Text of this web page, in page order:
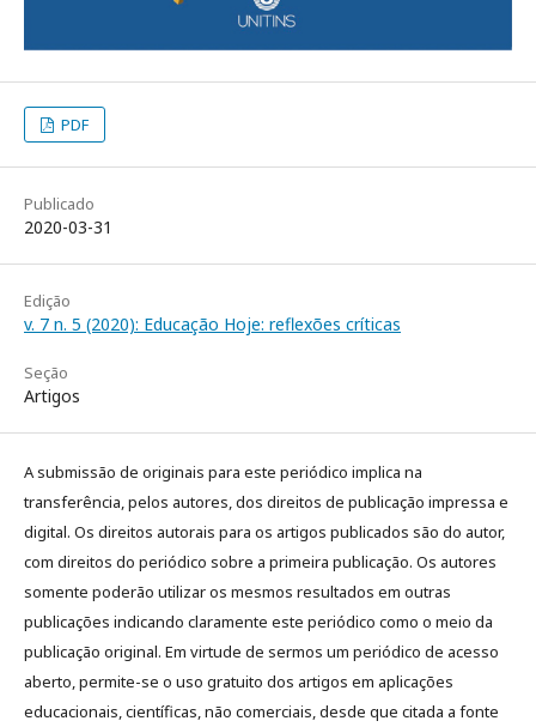
PDF
Publicado
2020-03-31
Edição
v. 7 n. 5 (2020): Educação Hoje: reflexões críticas
Seção
Artigos
A submissão de originais para este periódico implica na
transferência, pelos autores, dos direitos de publicação impressa e
digital. Os direitos autorais para os artigos publicados são do autor,
com direitos do periódico sobre a primeira publicação. Os autores
somente poderão utilizar os mesmos resultados em outras
publicações indicando claramente este periódico como o meio da
publicação original. Em virtude de sermos um periódico de acesso
aberto, permite-se o uso gratuito dos artigos em aplicações
educacionais, científicas, não comerciais, desde que citada a fonte